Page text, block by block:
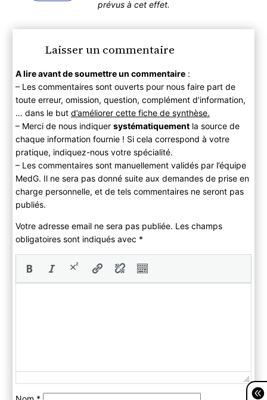
prévus à cet effet.
Laisser un commentaire
A lire avant de soumettre un commentaire:
– Les commentaires sont ouverts pour nous faire part de
toute erreur, omission, question, complément d’information,
… dans le but d’améliorer cette fiche de synthèse.
– Merci de nous indiquer systématiquementla source de
chaque information fournie ! Si cela correspond à votre
pratique, indiquez-nous votre spécialité.
– Les commentaires sont manuellement validés par l’équipe
MedG. Il ne sera pas donné suite aux demandes de prise en
charge personnelle, et de tels commentaires ne seront pas
publiés.
Votre adresse email ne sera pas publiée. Les champs
obligatoires sont indiqués avec *